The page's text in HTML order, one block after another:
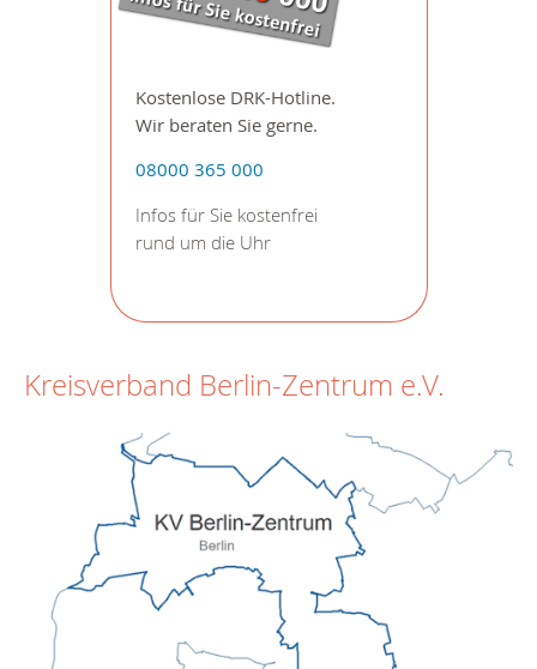
Kostenlose DRK-Hotline.
Wir beraten Sie gerne.
08000 365 000
Infos für Sie kostenfrei
rund um die Uhr
Kreisverband Berlin-Zentrum e.V.